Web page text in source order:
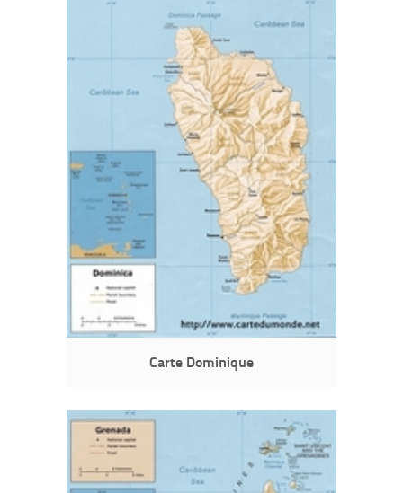
Carte Dominique